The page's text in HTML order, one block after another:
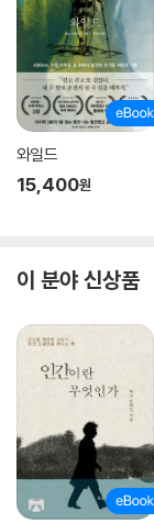
와일드
15,400원
이 분야 신상품